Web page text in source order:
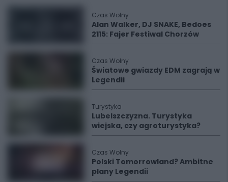
Czas Wolny
Alan Walker, DJ SNAKE, Bedoes
2115: Fajer Festiwal Chorzów
Czas Wolny
Światowe gwiazdy EDM zagrają w
Legendii
Turystyka
Lubelszczyzna. Turystyka
wiejska, czy agroturystyka?
Czas Wolny
Polski Tomorrowland? Ambitne
plany Legendii